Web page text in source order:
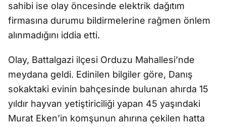
sahibi ise olay öncesinde elektrik dağıtım
firmasına durumu bildirmelerine rağmen önlem
alınmadığını iddia etti.
Olay, Battalgazi ilçesi Orduzu Mahallesi’nde
meydana geldi. Edinilen bilgiler göre, Danış
sokaktaki evinin bahçesinde bulunan ahırda 15
yıldır hayvan yetiştiriciliği yapan 45 yaşındaki
Murat Eken’in komşunun ahırına çekilen hatta